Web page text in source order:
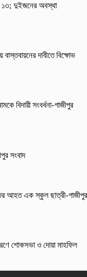
১৩; দুইজনের অবস্থা
দাবীতে বিক্ষোভ
বিদায়ী সংবর্ধনা-গাজীপুর
সংবাদ
আহত এক স্কুল ছাত্রী-গাজীপুর
শোকসভা ও দোয়া মাহফিল